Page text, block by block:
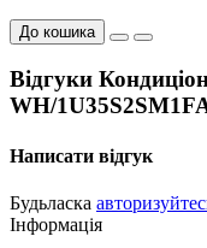
До кошика
Відгуки
WH/
Написати відгук
Будьласка
Інформація